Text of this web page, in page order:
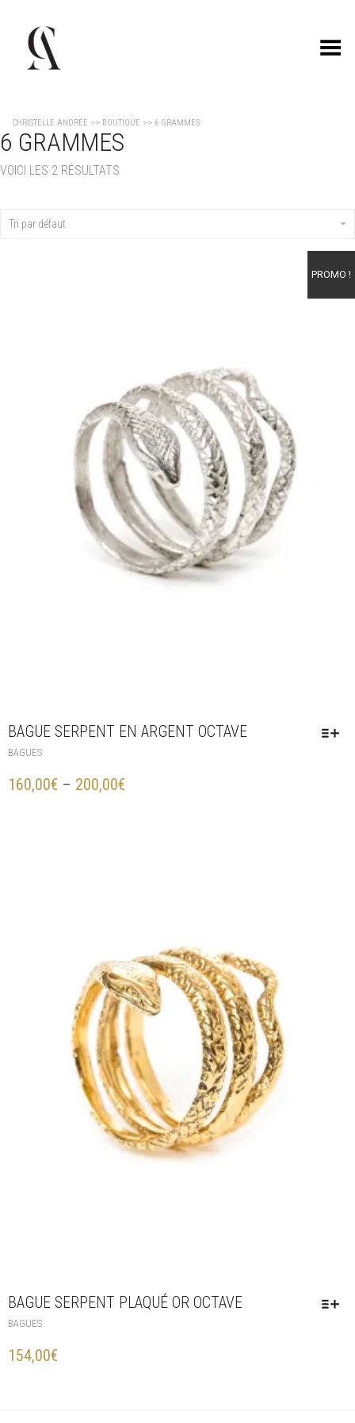
Toggle Menu
CHRISTELLE ANDRÉE >> BOUTIQUE >> 6 GRAMMES
6 GRAMMES
VOICI LES 2 RÉSULTATS
Tri par défaut
PROMO !
BAGUE SERPENT EN ARGENT OCTAVE
BAGUES
160,00€ – 200,00€
BAGUE SERPENT PLAQUÉ OR OCTAVE
BAGUES
154,00€